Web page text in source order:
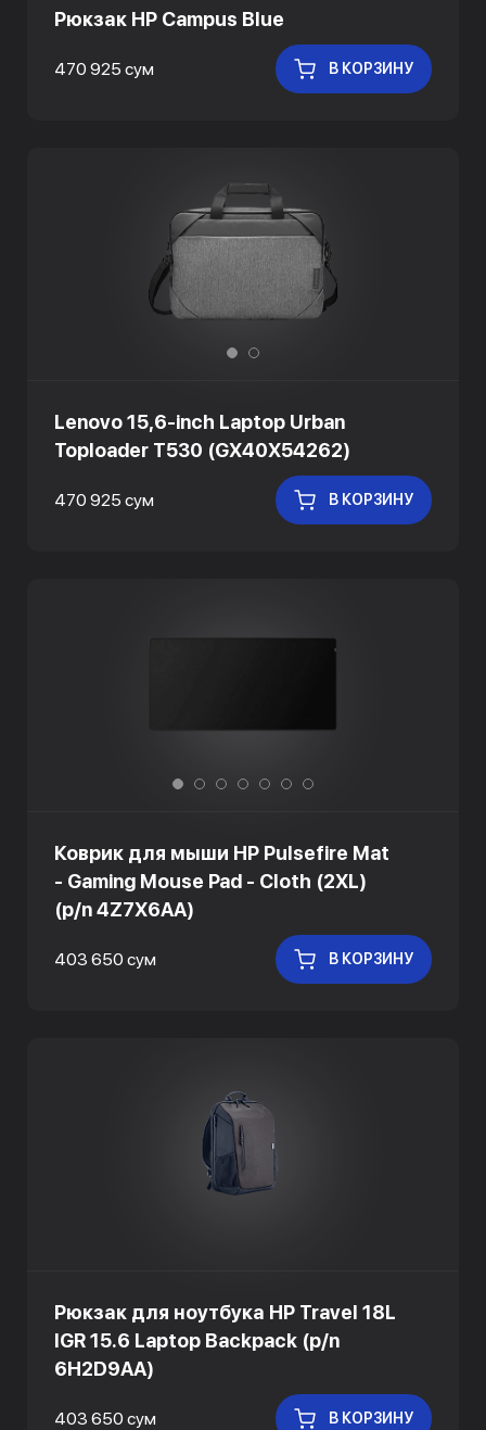
Рюкзак HP Campus Blue
470 925 сум В КОРЗИНУ
Lenovo 15,6-inch Laptop Urban
Toploader T530 (GX40X54262)
470 925 сум В КОРЗИНУ
Коврик для мыши HP Pulsefire Mat
- Gaming Mouse Pad - Cloth (2XL)
(p/n 4Z7X6AA)
403 650 сум В КОРЗИНУ
Рюкзак для ноутбука HP Travel 18L
IGR 15.6 Laptop Backpack (p/n
6H2D9AA)
403 650 сум В КОРЗИНУ